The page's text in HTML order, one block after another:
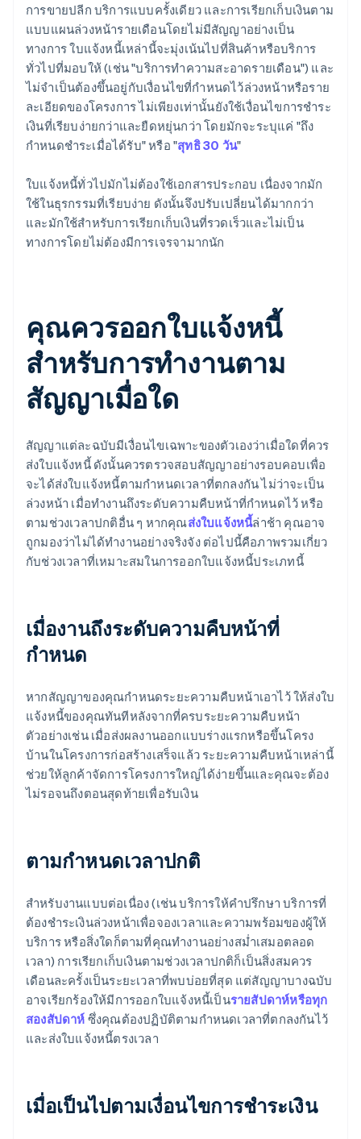
การขายปลีก บริการแบบครั้งเดียว และการเรียกเก็บเงินตาม
แบบแผนล่วงหน้ารายเดือนโดยไม่มีสัญญาอย่างเป็น
ทางการ ใบแจ้งหนี้เหล่านี้จะมุ่งเน้นไปที่สินค้าหรือบริการ
ทั่วไปที่มอบให้ (เช่น "บริการทำความสะอาดรายเดือน") และ
ไม่จำเป็นต้องขึ้นอยู่กับเงื่อนไขที่กำหนดไว้ล่วงหน้าหรือราย
ละเอียดของโครงการ ไม่เพียงเท่านั้นยังใช้เงื่อนไขการชำระ
เงินที่เรียบง่ายกว่าและยืดหยุ่นกว่า โดยมักจะระบุแค่ "ถึง
กำหนดชำระเมื่อได้รับ" หรือ "สุทธิ 30 วัน"
ใบแจ้งหนี้ทั่วไปมักไม่ต้องใช้เอกสารประกอบ เนื่องจากมัก
ใช้ในธุรกรรมที่เรียบง่าย ดังนั้นจึงปรับเปลี่ยนได้มากกว่า
และมักใช้สำหรับการเรียกเก็บเงินที่รวดเร็วและไม่เป็น
ทางการโดยไม่ต้องมีการเจรจามากนัก
คุณควรออกใบแจ้งหนี้
สำหรับการทำงานตาม
สัญญาเมื่อใด
สัญญาแต่ละฉบับมีเงื่อนไขเฉพาะของตัวเองว่าเมื่อใดที่ควร
ส่งใบแจ้งหนี้ ดังนั้นควรตรวจสอบสัญญาอย่างรอบคอบเพื่อ
จะได้ส่งใบแจ้งหนี้ตามกำหนดเวลาที่ตกลงกัน ไม่ว่าจะเป็น
ล่วงหน้า เมื่อทำงานถึงระดับความคืบหน้าที่กำหนดไว้ หรือ
ตามช่วงเวลาปกติอื่น ๆ หากคุณส่งใบแจ้งหนี้ล่าช้า คุณอาจ
ถูกมองว่าไม่ได้ทำงานอย่างจริงจัง ต่อไปนี้คือภาพรวมเกี่ยว
กับช่วงเวลาที่เหมาะสมในการออกใบแจ้งหนี้ประเภทนี้
เมื่องานถึงระดับความคืบหน้าที่
กำหนด
หากสัญญาของคุณกำหนดระยะความคืบหน้าเอาไว้ ให้ส่งใบ
แจ้งหนี้ของคุณทันทีหลังจากที่ครบระยะความคืบหน้า
ตัวอย่างเช่น เมื่อส่งผลงานออกแบบร่างแรกหรือขึ้นโครง
บ้านในโครงการก่อสร้างเสร็จแล้ว ระยะความคืบหน้าเหล่านี้
ช่วยให้ลูกค้าจัดการโครงการใหญ่ได้ง่ายขึ้นและคุณจะต้อง
ไม่รอจนถึงตอนสุดท้ายเพื่อรับเงิน
ตามกำหนดเวลาปกติ
สำหรับงานแบบต่อเนื่อง (เช่น บริการให้คำปรึกษา บริการที่
ต้องชำระเงินล่วงหน้าเพื่อจองเวลาและความพร้อมของผู้ให้
บริการ หรือสิ่งใดก็ตามที่คุณทำงานอย่างสม่ำเสมอตลอด
เวลา) การเรียกเก็บเงินตามช่วงเวลาปกติก็เป็นสิ่งสมควร
เดือนละครั้งเป็นระยะเวลาที่พบบ่อยที่สุด แต่สัญญาบางฉบับ
อาจเรียกร้องให้มีการออกใบแจ้งหนี้เป็นรายสัปดาห์หรือทุก
สองสัปดาห์ ซึ่งคุณต้องปฏิบัติตามกำหนดเวลาที่ตกลงกันไว้
และส่งใบแจ้งหนี้ตรงเวลา
เมื่อเป็นไปตามเงื่อนไขการชำระเงิน